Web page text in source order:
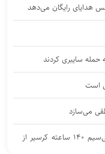
سایبری کردند
است
کیبوردهای مجهز به ولوم چرخشی و ماوس بی‌سیم ۱۴۰ ساعته کرسیر از